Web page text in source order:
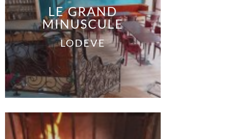
LE GRAND
MINUSCULE
LODEVE